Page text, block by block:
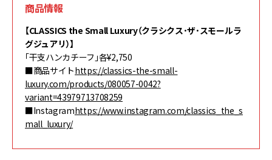
商品情報
【CLASSICS the Small Luxury（クラシクス･ザ･スモールラ
グジュアリ）】
「干支ハンカチーフ」各¥2,750
■商品サイトhttps://classics-the-small-
luxury.com/products/080057-0042?
variant=43979713708259
■Instagramhttps://www.instagram.com/classics_the_s
mall_luxury/